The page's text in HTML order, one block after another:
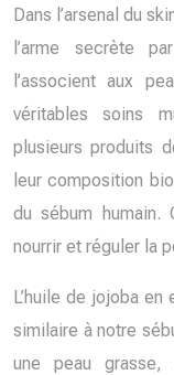
Dans l’arsenal du
l’arme secrète
l’associent aux
véritables soins
plusieurs produits
leur composition
du sébum humain.
nourrir et réguler la
L’huile de jojoba
similaire à notre
une peau